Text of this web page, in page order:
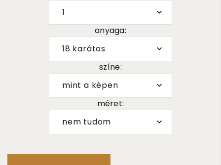
1
anyaga:
18 karátos
színe:
mint a képen
méret:
nem tudom